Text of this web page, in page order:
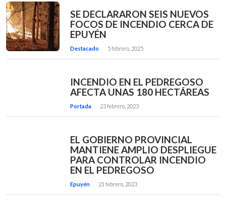
SE DECLARARON SEIS NUEVOS
FOCOS DE INCENDIO CERCA DE
EPUYÉN
Destacado 5 febrero, 2025
INCENDIO EN EL PEDREGOSO
AFECTA UNAS 180 HECTÁREAS
Portada 23 febrero, 2023
EL GOBIERNO PROVINCIAL
MANTIENE AMPLIO DESPLIEGUE
PARA CONTROLAR INCENDIO
EN EL PEDREGOSO
Epuyén 21 febrero, 2023